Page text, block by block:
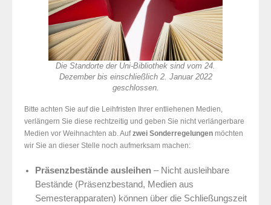
Die Standorte der Uni-Bibliothek sind vom 24.
Dezember bis einschließlich 2. Januar 2022
geschlossen.
Bitte achten Sie auf die Leihfristen Ihrer entliehenen Medien,
verlängern Sie diese rechtzeitig und geben Sie nicht verlängerbare
Medien vor Weihnachten ab. Aufzwei Sonderregelungen möchten
wir Sie an dieser Stelle noch aufmerksam machen:
Präsenzbestände ausleihen– Nicht ausleihbare
Bestände (Präsenzbestand, Medien aus
Semesterapparaten) können über die Schließungszeit